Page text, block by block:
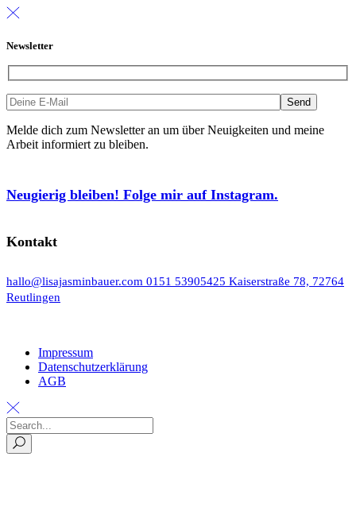
Newsletter
Melde dich zum Newsletter an um über Neuigkeiten und meine
Arbeit informiert zu bleiben.
Neugierig bleiben! Folge mir auf Instagram.
Kontakt
hallo@lisajasminbauer.com 0151 53905425 Kaiserstraße 78, 72764
Reutlingen
Impressum
Datenschutzerklärung
AGB